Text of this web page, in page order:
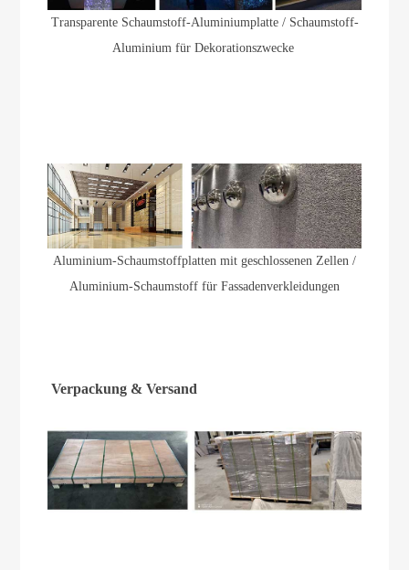
Transparente Schaumstoff-Aluminiumplatte / Schaumstoff-
Aluminium für Dekorationszwecke
Aluminium-Schaumstoffplatten mit geschlossenen Zellen /
Aluminium-Schaumstoff für Fassadenverkleidungen
Verpackung & Versand